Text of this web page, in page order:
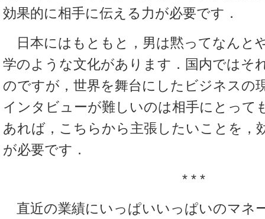
効果的に相手に伝える力が必要です．
日本にはもともと，男は黙ってなんと
学のような文化があります．国内ではそ
のですが，世界を舞台にしたビジネスの
インタビューが難しいのは相手にとって
あれば，こちらから主張したいことを，
が必要です．
* * *
直近の業績にいっぱいいっぱいのマネ